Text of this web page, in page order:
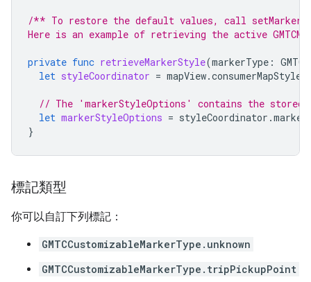
/** To restore the default values, call
Here is an example of retrieving the active
private func retrieveMarkerStyle(markerType :
let styleCoordinator = mapView.
// The 'markerStyleOptions' contains the
let markerStyleOptions = styleCoordinator .
}
標記類型
你可以自訂下列標記：
GMTCCustomizableMarkerType.unknown
GMTCCustomizableMarkerType.tripPickupPoint